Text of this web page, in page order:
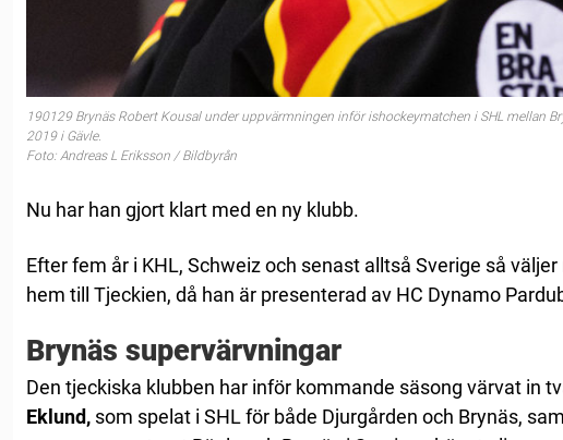
190129 Brynäs Robert Kousal under uppvärmningen inför ishockeymatchen i SHL mellan
2019 i Gävle.
Foto: Andreas L Eriksson / Bildbyrån
Nu har han gjort klart med en ny klubb.
Efter fem år i KHL, Schweiz och senast alltså Sverige så
hem till Tjeckien, då han är presenterad av HC Dynamo
Brynäs supervärvningar
Den tjeckiska klubben har inför kommande säsong värvat in
Eklund, som spelat i SHL för både Djurgården och Brynäs,